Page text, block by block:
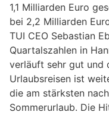
1,1 Milliarden Euro
bei 2,2 Milliarden
TUI CEO Sebastian
Quartalszahlen in
verläuft sehr gut und
Urlaubsreisen ist
die am stärksten
Sommerurlaub. Die